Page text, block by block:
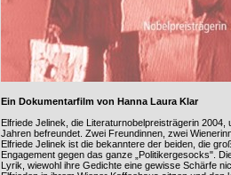
Ein Dokumentarfilm von Hanna Laura Klar
Elfriede Jelinek, die Literaturnobelpreisträgerin
Jahren befreundet. Zwei Freundinnen, zwei
Elfriede Jelinek ist die bekanntere der beiden, die
Engagement gegen das ganze „Politikergesocks".
Lyrik, wiewohl ihre Gedichte eine gewisse Schärfe